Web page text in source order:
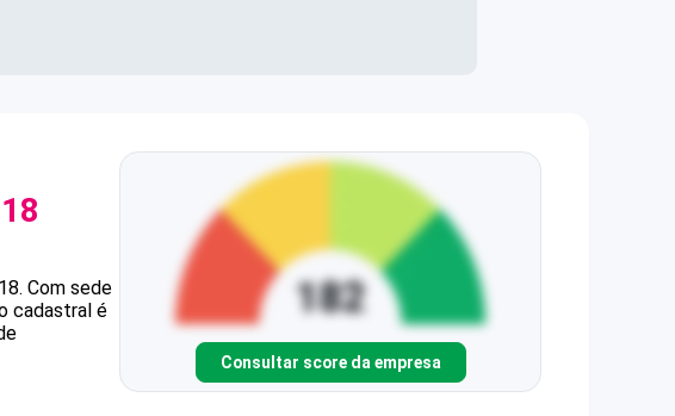
. Com sede
cadastral é
Consultar score da empresa